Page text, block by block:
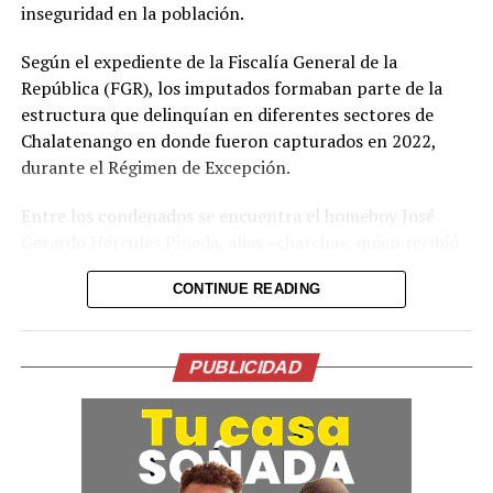
Facebook
Me gusta esto:
inseguridad en la población.
Según el expediente de la Fiscalía General de la
República (FGR), los imputados formaban parte de la
estructura que delinquían en diferentes sectores de
Chalatenango en donde fueron capturados en 2022,
durante el Régimen de Excepción.
Entre los condenados se encuentra el homeboy José
una pena de 53 años de prisión; y los paros Luis
Fernando Alvarado Reyes, alias «canchis»; Hugo Alberto
Marroquín Pineda, alias «beleti» o «zunso», fueron
condenados a 26 años de prisión cada uno.
También recibieron una condena de 26 años de cárcel
los colaboradores Yeimy Gregoria Clavel Quijada,
también conocida como Yeimin Gregoria Clavel Quijada,
CONTINUE READING
PUBLICIDAD